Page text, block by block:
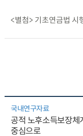
<별첨> 기초연금법 시
국내연구자료
공적 노후소득보장
중심으로